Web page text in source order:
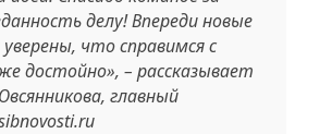
делу! Впереди новые
что справимся с
достойно», – рассказывает
главный